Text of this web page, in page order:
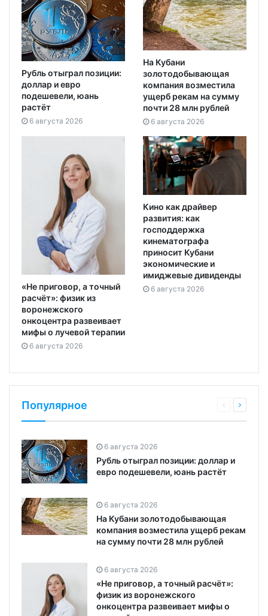
Рубль отыграл позиции:
доллар и евро
подешевели, юань
растёт
6 августа 2026
На Кубани
золотодобывающая
компания возместила
ущерб рекам на сумму
почти 28 млн рублей
6 августа 2026
«Не приговор, а точный
расчёт»: физик из
воронежского
онкоцентра развеивает
мифы о лучевой терапии
6 августа 2026
Кино как драйвер
развития: как
господдержка
кинематографа
приносит Кубани
экономические и
имиджевые дивиденды
6 августа 2026
Популярное
6 августа 2026
Рубль отыграл позиции: доллар и
евро подешевели, юань растёт
6 августа 2026
На Кубани золотодобывающая
компания возместила ущерб рекам
на сумму почти 28 млн рублей
6 августа 2026
«Не приговор, а точный расчёт»:
физик из воронежского
онкоцентра развеивает мифы о